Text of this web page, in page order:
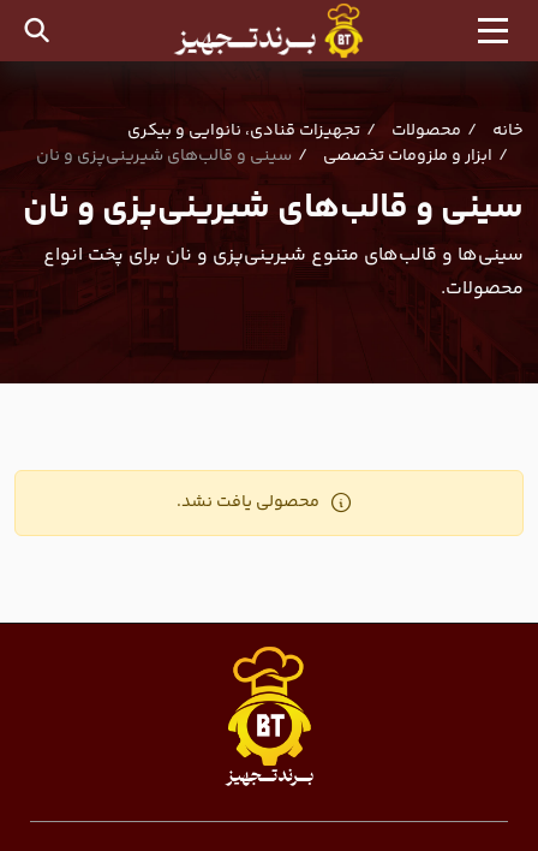
خانه محصولات
تجهیزات قنادی، نانوایی و بیکری
ابزار و ملزومات تخصصی
سینی و قالب‌های شیرینی‌پزی و نان
سینی و قالب‌های شیرینی‌پزی و نان
سینی‌ها و قالب‌های متنوع شیرینی‌پزی و نان برای پخت انواع
محصولات.
محصولی یافت نشد.